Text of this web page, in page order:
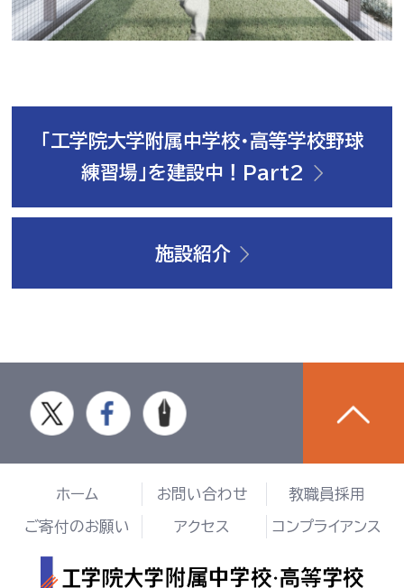
「工学院大学附属中学校・高等学校野球
練習場」を建設中！Part2
施設紹介
ホーム お問い合わせ 教職員採用
ご寄付のお願い アクセス コンプライアンス